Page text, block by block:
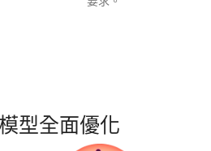
型全面優化